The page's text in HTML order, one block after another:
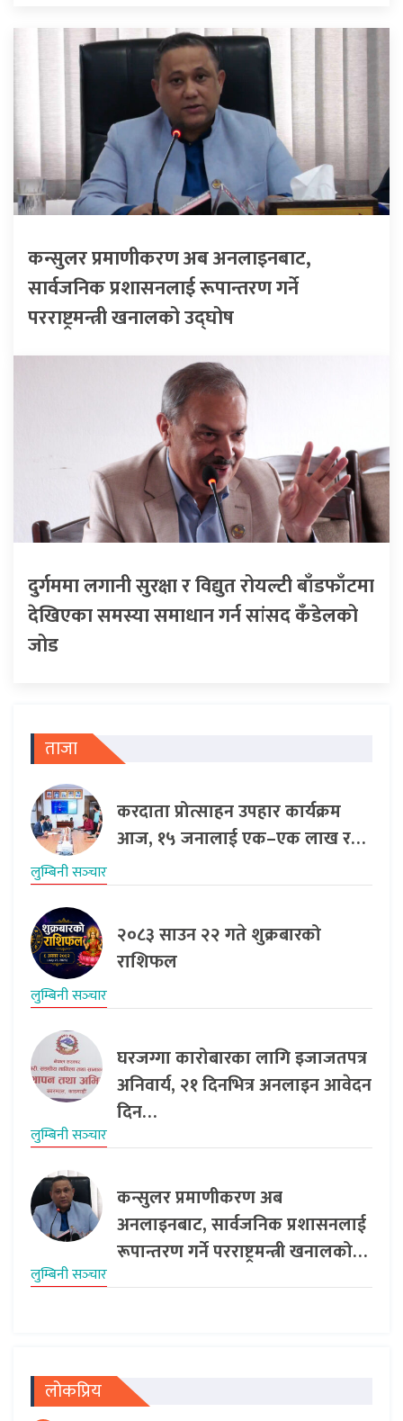
कन्सुलर प्रमाणीकरण अब अनलाइनबाट,
सार्वजनिक प्रशासनलाई रूपान्तरण गर्ने
परराष्ट्रमन्त्री खनालको उद्घोष
दुर्गममा लगानी सुरक्षा र विद्युत रोयल्टी बाँडफाँटमा
देखिएका समस्या समाधान गर्न सांसद कँडेलको
जोड
ताजा
करदाता प्रोत्साहन उपहार कार्यक्रम
आज, १५ जनालाई एक–एक लाख र…
लुम्बिनी सञ्‍चार
२०८३ साउन २२ गते शुक्रबारको
राशिफल
लुम्बिनी सञ्‍चार
घरजग्गा कारोबारका लागि इजाजतपत्र
अनिवार्य, २१ दिनभित्र अनलाइन आवेदन
दिन…
लुम्बिनी सञ्‍चार
कन्सुलर प्रमाणीकरण अब
अनलाइनबाट, सार्वजनिक प्रशासनलाई
रूपान्तरण गर्ने परराष्ट्रमन्त्री खनालको…
लुम्बिनी सञ्‍चार
लोकप्रिय